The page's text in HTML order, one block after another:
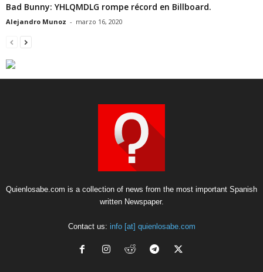
Bad Bunny: YHLQMDLG rompe récord en Billboard.
Alejandro Munoz - marzo 16, 2020
Quienlosabe.com is a collection of news from the most important Spanish
written Newspaper.
Contact us: info [at] quienlosabe.com